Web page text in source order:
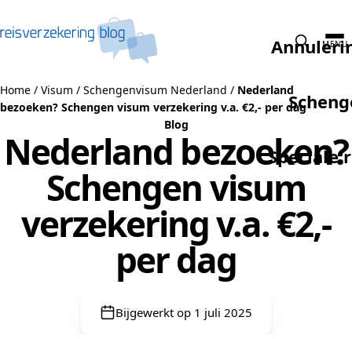
Speciale
MENU
Home / Visum / Schengenvisum Nederland / Nederland
bezoeken? Schengen visum verzekering‎ v.a. €2,- per dag
Blog
Nederland bezoeken?
Schengen visum
verzekering‎ v.a. €2,-
per dag
Bijgewerkt op 1 juli 2025